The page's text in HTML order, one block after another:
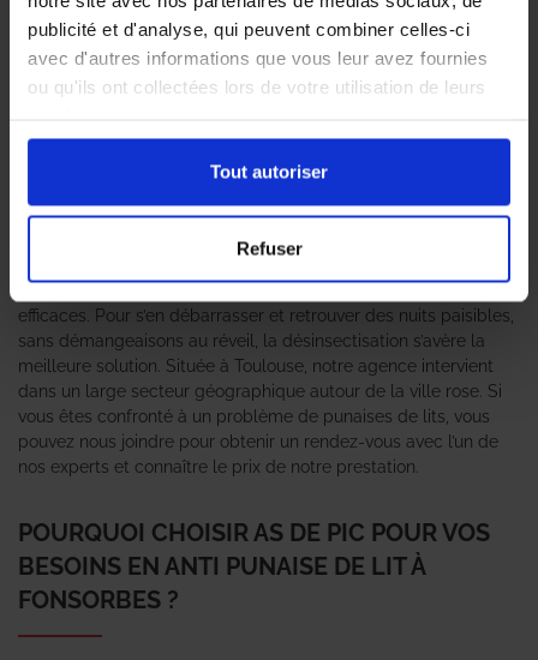
publicité et d'analyse, qui peuvent combiner celles-ci
avec d'autres informations que vous leur avez fournies
ou qu'ils ont collectées lors de votre utilisation de leurs
Tout autoriser
Refuser
Pourquoi cette odeur caractéristique ?
Performance du traitement
Les punaises de lit ne sont pas les nuisibles les plus simples à
éradiquer. Bien qu’elles soient petites, elles sont résistantes.
efficaces. Pour s’en débarrasser et retrouver des nuits paisibles,
sans démangeaisons au réveil, la désinsectisation s’avère la
meilleure solution. Située à Toulouse, notre agence intervient
dans un large secteur géographique autour de la ville rose. Si
vous êtes confronté à un problème de punaises de lits, vous
pouvez nous joindre pour obtenir un rendez-vous avec l’un de
nos experts et connaître le prix de notre prestation.
POURQUOI CHOISIR AS DE PIC POUR VOS
BESOINS EN ANTI PUNAISE DE LIT À
FONSORBES ?